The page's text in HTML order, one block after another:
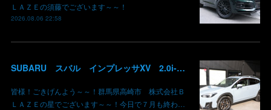
ＬＡＺＥの須藤でございます～～！
2026.08.06 22:58
SUBARU スバル インプレッサXV 2.0i-L EyeSight AWD 御納車 GT7 群馬県高崎市 株式会社BLAZE
皆様！ごきげんよう～～！群馬県高崎市 株式会社Ｂ
ＬＡＺＥの星でございます～～！今日で７月も終わ…